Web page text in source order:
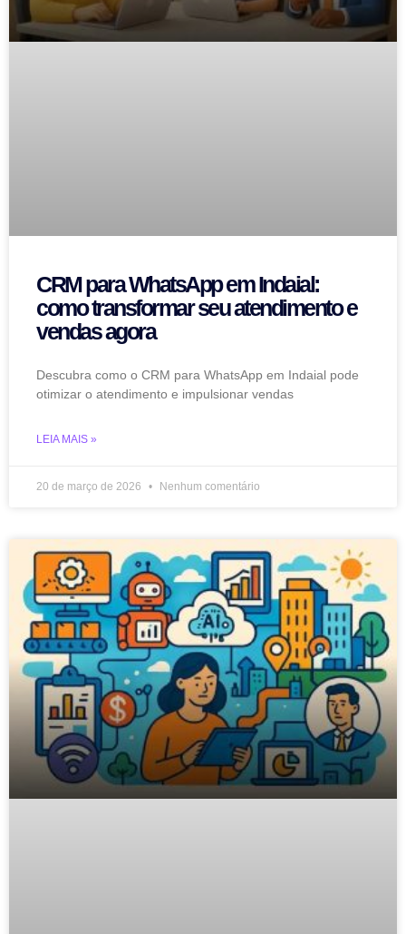
CRM para WhatsApp em Indaial:
como transformar seu atendimento e
vendas agora
Descubra como o CRM para WhatsApp em Indaial pode
otimizar o atendimento e impulsionar vendas
LEIA MAIS »
20 de março de 2026 Nenhum comentário